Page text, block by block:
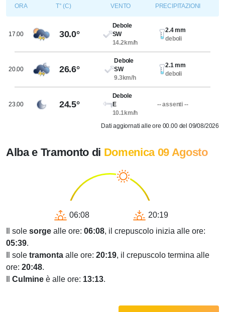
ORA T° (C) VENTO PRECIPITAZIONI
17.00 30.0°
Debole
SW
14.2km/h
2.4 mm
deboli
20.00 26.6°
Debole
SW
9.3km/h
2.1 mm
deboli
23.00 24.5°
Debole
E
10.1km/h
-- assenti --
Dati aggiornati alle ore 00.00 del 09/08/2026
Alba e Tramonto di Domenica 09 Agosto
06:08
20:19
Il sole sorge alle ore: 06:08, il crepuscolo inizia alle ore:
05:39.
Il sole tramonta alle ore: 20:19, il crepuscolo termina alle
ore: 20:48.
Culmine è alle ore: 13:13.